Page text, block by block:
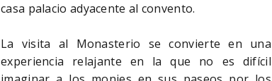
casa palacio adyacente al convento.
La visita al Monasterio se convierte en una
experiencia relajante en la que no es difícil